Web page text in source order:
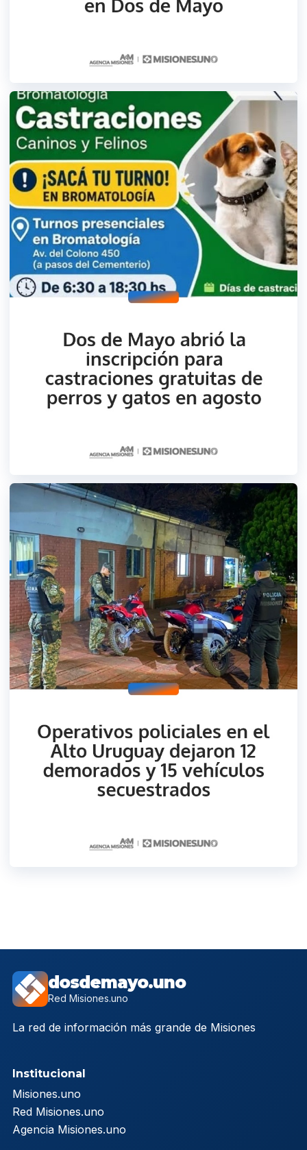
dosdemayo.uno
Red Misiones.uno
La red de información más grande de Misiones
Institucional
Misiones.uno
Red Misiones.uno
Agencia Misiones.uno